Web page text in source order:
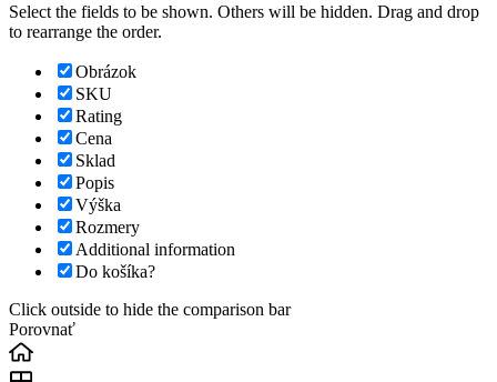
Select the fields to be shown. Others will be hidden. Drag and drop
to rearrange the order.
Obrázok
SKU
Rating
Cena
Sklad
Popis
Výška
Rozmery
Additional information
Do košíka?
Click outside to hide the comparison bar
Porovnať